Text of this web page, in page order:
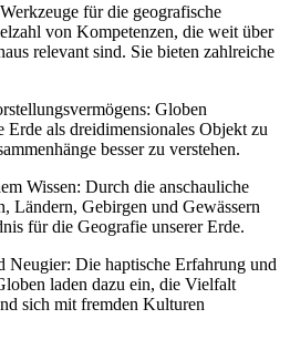
für die geografische
von Kompetenzen, die weit über
relevant sind. Sie bieten zahlreiche
Globen
Erde als dreidimensionales Objekt zu
besser zu verstehen.
Wissen: Durch die anschauliche
Ländern, Gebirgen und Gewässern
für die Geografie unserer Erde.
Neugier: Die haptische Erfahrung und
laden dazu ein, die Vielfalt
sich mit fremden Kulturen